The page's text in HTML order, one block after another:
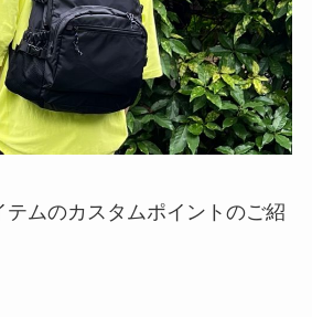
テムのカスタムポイントのご紹